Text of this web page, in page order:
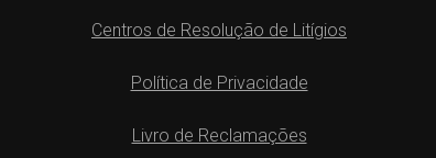
Centros de Resolução de Litígios
Política de Privacidade
Livro de Reclamações